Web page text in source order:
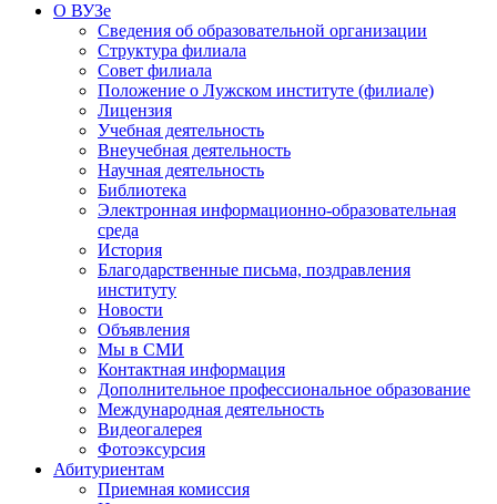
О ВУЗе
Сведения об образовательной организации
Структура филиала
Совет филиала
Положение о Лужском институте (филиале)
Лицензия
Учебная деятельность
Внеучебная деятельность
Научная деятельность
Библиотека
Электронная информационно-образовательная
среда
История
Благодарственные письма, поздравления
институту
Новости
Объявления
Мы в СМИ
Контактная информация
Дополнительное профессиональное образование
Международная деятельность
Видеогалерея
Фотоэксурсия
Абитуриентам
Приемная комиссия